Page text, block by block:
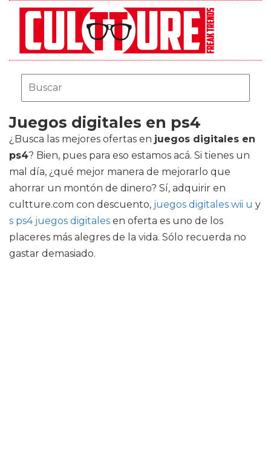
Juegos digitales en ps4
¿Busca las mejores ofertas en juegos digitales en
ps4? Bien, pues para eso estamos acá. Si tienes un
mal día, ¿qué mejor manera de mejorarlo que
ahorrar un montón de dinero? Sí, adquirir en
cultture.com con descuento, juegos digitales wii u y
s ps4 juegos digitales en oferta es uno de los
placeres más alegres de la vida. Sólo recuerda no
gastar demasiado.